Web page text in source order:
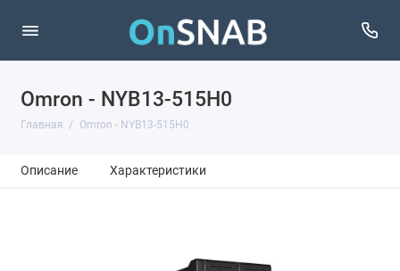
Omron - NYB13-515H0
Главная Omron - NYB13-515H0
Описание Характеристики